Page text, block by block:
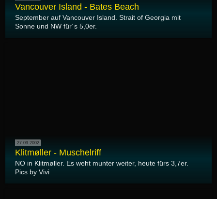
Vancouver Island - Bates Beach
September auf Vancouver Island. Strait of Georgia mit
Sonne und NW für´s 5,0er.
27.09.2002
Klitmøller - Muschelriff
NO in Klitmøller. Es weht munter weiter, heute fürs 3,7er.
Pics by Vivi